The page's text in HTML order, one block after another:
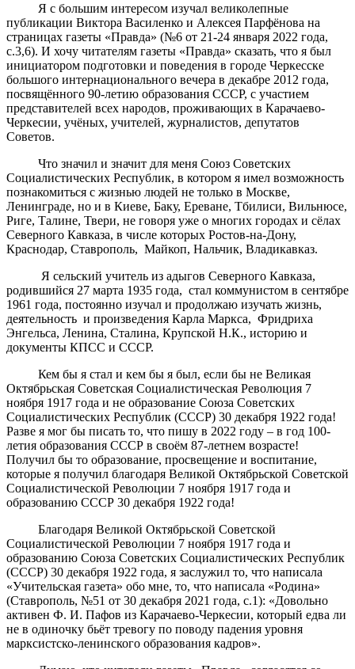
Я с большим интересом изучал великолепные
публикации Виктора Василенко и Алексея Парфёнова на
страницах газеты «Правда» (№6 от 21-24 января 2022 года,
с.3,6). И хочу читателям газеты «Правда» сказать, что я был
инициатором подготовки и поведения в городе Черкесске
большого интернационального вечера в декабре 2012 года,
посвящённого 90-летию образования СССР, с участием
представителей всех народов, проживающих в Карачаево-
Черкесии, учёных, учителей, журналистов, депутатов
Советов.
Что значил и значит для меня Союз Советских
Социалистических Республик, в котором я имел возможность
познакомиться с жизнью людей не только в Москве,
Ленинграде, но и в Киеве, Баку, Ереване, Тбилиси, Вильнюсе,
Риге, Талине, Твери, не говоря уже о многих городах и сёлах
Северного Кавказа, в числе которых Ростов-на-Дону,
Краснодар, Ставрополь, Майкоп, Нальчик, Владикавказ.
Я сельский учитель из адыгов Северного Кавказа,
родившийся 27 марта 1935 года, стал коммунистом в сентябре
1961 года, постоянно изучал и продолжаю изучать жизнь,
деятельность и произведения Карла Маркса, Фридриха
Энгельса, Ленина, Сталина, Крупской Н.К., историю и
документы КПСС и СССР.
Кем бы я стал и кем бы я был, если бы не Великая
Октябрьская Советская Социалистическая Революция 7
ноября 1917 года и не образование Союза Советских
Социалистических Республик (СССР) 30 декабря 1922 года!
Разве я мог бы писать то, что пишу в 2022 году – в год 100-
летия образования СССР в своём 87-летнем возрасте!
Получил бы то образование, просвещение и воспитание,
которые я получил благодаря Великой Октябрьской Советской
Социалистической Революции 7 ноября 1917 года и
образованию СССР 30 декабря 1922 года!
Благодаря Великой Октябрьской Советской
Социалистической Революции 7 ноября 1917 года и
образованию Союза Советских Социалистических Республик
(СССР) 30 декабря 1922 года, я заслужил то, что написала
«Учительская газета» обо мне, то, что написала «Родина»
(Ставрополь, №51 от 30 декабря 2021 года, с.1): «Довольно
активен Ф. И. Пафов из Карачаево-Черкесии, который едва ли
не в одиночку бьёт тревогу по поводу падения уровня
марксистско-ленинского образования кадров».